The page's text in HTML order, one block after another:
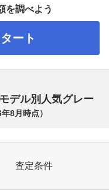
を調べよう
ート
デル別人気グレー
8月 時点）
査定条件